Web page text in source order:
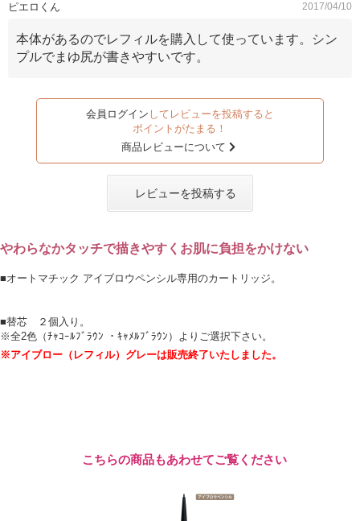
ピエロくん 2017/04/10
本体があるのでレフィルを購入して使っています。シン
プルでまゆ尻が書きやすいです。
会員ログイン してレビューを投稿すると
ポイントがたまる！
商品レビューについて
レビューを投稿する
やわらなかタッチで描きやすくお肌に負担をかけない
■オートマチック アイブロウペンシル専用のカートリッジ。
■替芯 ２個入り。
※全2色（ﾁｬｺｰﾙﾌﾞﾗｳﾝ ・ｷｬﾒﾙﾌﾞﾗｳﾝ）よりご選択下さい。
※アイブロー（レフィル）グレーは販売終了いたしました。
こちらの商品もあわせてご覧ください